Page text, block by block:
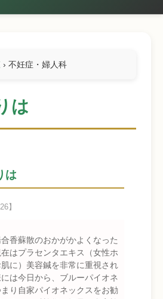
› 不妊症・婦人科
は
は
】
香蘇散のおかがかよくなった
はプラセンタエキス（女性ホ
に）美容鍼を非常に重視され
は今日から、ブルーパイオネ
り自家パイオネックスをお勧